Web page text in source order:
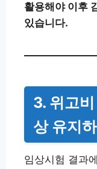
활용해야 이후
있습니다.
3. 위고
상 유지
임상시험 결과